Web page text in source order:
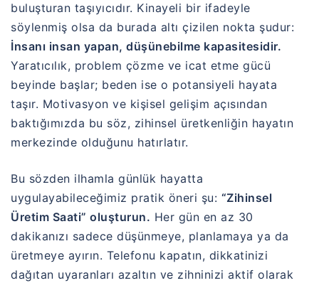
buluşturan taşıyıcıdır. Kinayeli bir ifadeyle
söylenmiş olsa da burada altı çizilen nokta şudur:
İnsanı insan yapan, düşünebilme kapasitesidir.
Yaratıcılık, problem çözme ve icat etme gücü
beyinde başlar; beden ise o potansiyeli hayata
taşır. Motivasyon ve kişisel gelişim açısından
baktığımızda bu söz, zihinsel üretkenliğin hayatın
merkezinde olduğunu hatırlatır.
Bu sözden ilhamla günlük hayatta
uygulayabileceğimiz pratik öneri şu: “Zihinsel
Üretim Saati” oluşturun. Her gün en az 30
dakikanızı sadece düşünmeye, planlamaya ya da
üretmeye ayırın. Telefonu kapatın, dikkatinizi
dağıtan uyaranları azaltın ve zihninizi aktif olarak